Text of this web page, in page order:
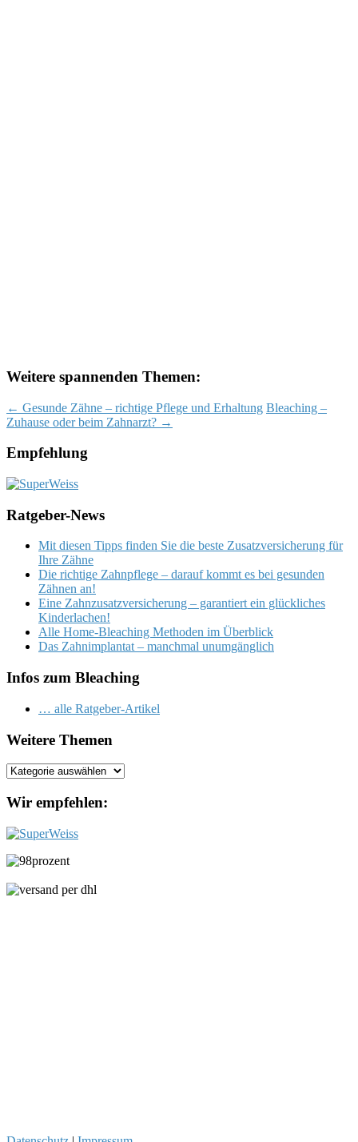
Weitere spannenden Themen:
Post
navigation
← Gesunde Zähne – richtige Pflege und Erhaltung Bleaching –
Zuhause oder beim Zahnarzt? →
Empfehlung
Ratgeber-News
Mit diesen Tipps finden Sie die beste Zusatzversicherung für
Ihre Zähne
Die richtige Zahnpflege – darauf kommt es bei gesunden
Zähnen an!
Eine Zahnzusatzversicherung – garantiert ein glückliches
Kinderlachen!
Alle Home-Bleaching Methoden im Überblick
Das Zahnimplantat – manchmal unumgänglich
Infos zum Bleaching
… alle Ratgeber-Artikel
Weitere Themen
Weitere
Wir empfehlen: